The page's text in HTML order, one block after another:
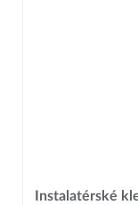
Instalatérské